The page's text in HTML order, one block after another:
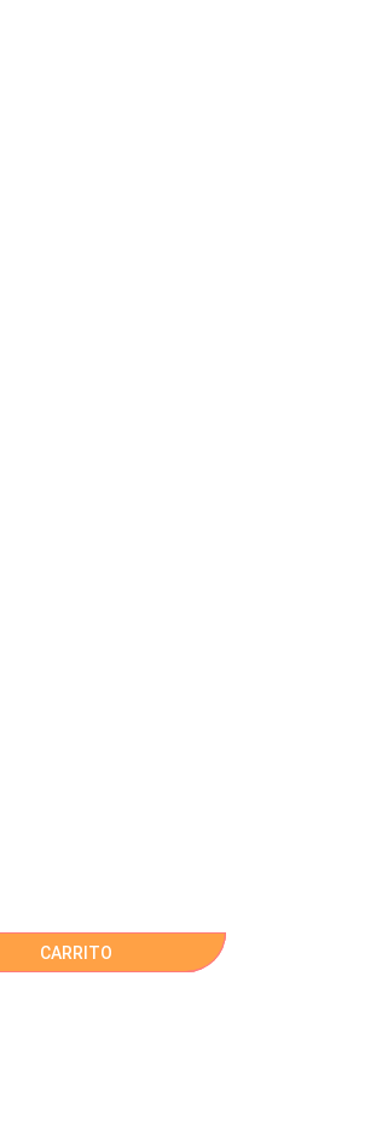
CARRITO